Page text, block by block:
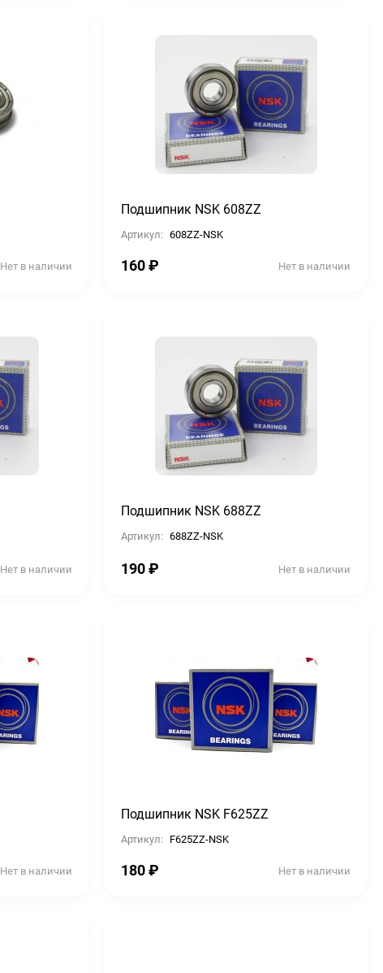
Нет в наличии
Подшипник NSK 608ZZ
Артикул: 608ZZ-NSK
160₽ Нет в наличии
Нет в наличии
Подшипник NSK 688ZZ
Артикул: 688ZZ-NSK
190₽ Нет в наличии
Нет в наличии
Подшипник NSK F625ZZ
Артикул: F625ZZ-NSK
180₽ Нет в наличии